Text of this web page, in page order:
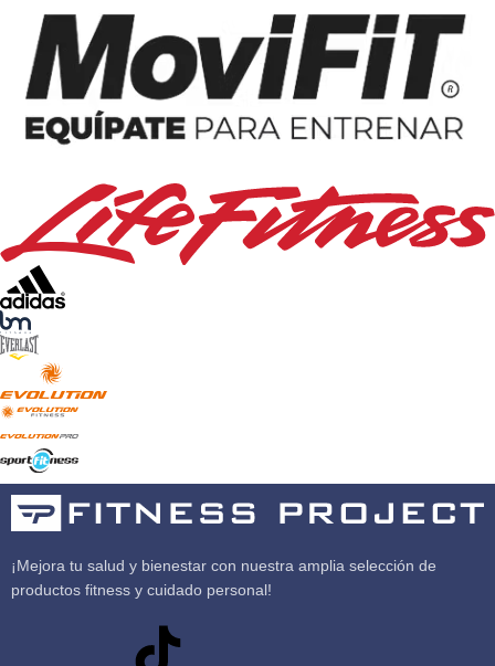
¡Mejora tu salud y bienestar con nuestra amplia selección de
productos fitness y cuidado personal!